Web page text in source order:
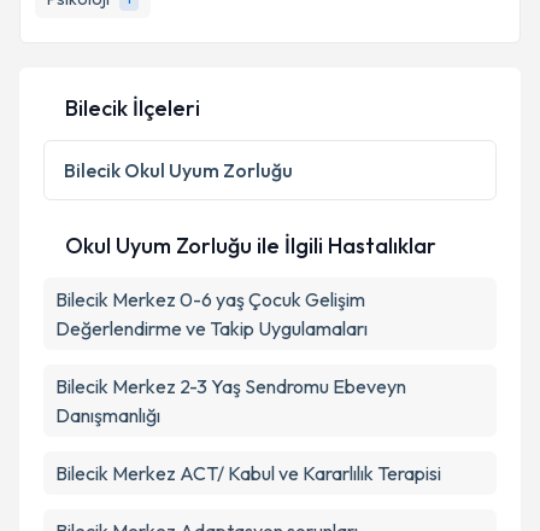
Psikoloji
1
Bilecik İlçeleri
Bilecik Okul Uyum Zorluğu
Okul Uyum Zorluğu ile İlgili Hastalıklar
Bilecik Merkez 0-6 yaş Çocuk Gelişim
Değerlendirme ve Takip Uygulamaları
Bilecik Merkez 2-3 Yaş Sendromu Ebeveyn
Danışmanlığı
Bilecik Merkez ACT/ Kabul ve Kararlılık Terapisi